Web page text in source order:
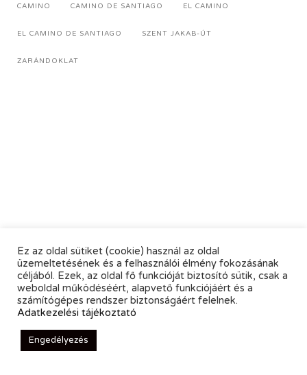
CAMINO CAMINO DE SANTIAGO EL CAMINO
EL CAMINO DE SANTIAGO SZENT JAKAB-ÚT
ZARÁNDOKLAT
Ez az oldal sütiket (cookie) használ az oldal
üzemeltetésének és a felhasználói élmény fokozásának
céljából. Ezek, az oldal fő funkcióját biztosító sütik, csak a
weboldal működéséért, alapvető funkciójáért és a
számítógépes rendszer biztonságáért felelnek.
Adatkezelési tájékoztató
Engedélyezés